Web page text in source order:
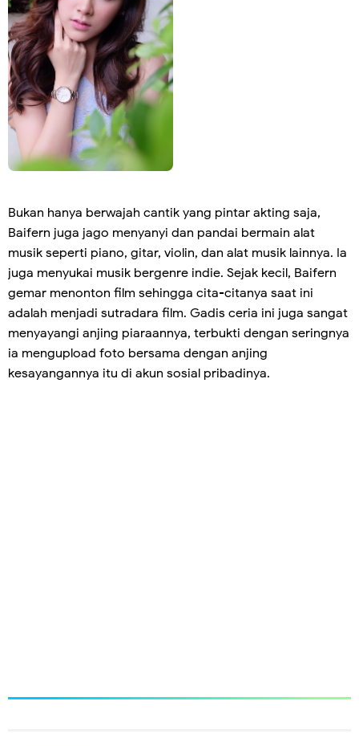
Bukan hanya berwajah cantik yang pintar akting saja,
Baifern juga jago menyanyi dan pandai bermain alat
musik seperti piano, gitar, violin, dan alat musik lainnya. Ia
juga menyukai musik bergenre indie. Sejak kecil, Baifern
gemar menonton film sehingga cita-citanya saat ini
adalah menjadi sutradara film. Gadis ceria ini juga sangat
menyayangi anjing piaraannya, terbukti dengan seringnya
ia mengupload foto bersama dengan anjing
kesayangannya itu di akun sosial pribadinya.